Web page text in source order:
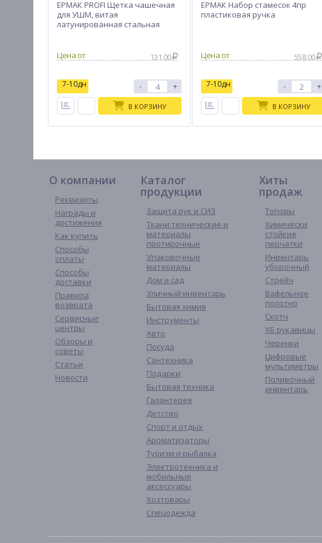
ЕРМАК PROFI Щетка чашечная
для УШМ, витая
латунированная стальная
131.00
7-10дн - +
В КОРЗИНУ
ЕРМАК Набор стамесок 4пр
пластиковая ручка
558.00
7-10дн - +
В КОРЗИНУ
О компании
Реквизиты
Награды и
достижения
Как купить
Способы
оплаты
Способы
доставки
Правила
возврата
Сервисные
центры
Обзоры и
советы
Статьи
Новости
Каталог
продукции
Защита рук и СИЗ
Ткани технические и
материалы
протирочные
Упаковочные
материалы
Дом и сад
Уличный инвентарь
Бытовая химия
Инструменты
Авто
Посуда
Сантехника
Подарки
Бытовая техника
Галантерея
Детство
Спорт и отдых
Ароматизаторы
Туризм и рыбалка
Электротехника и
мобильные
аксессуары
Хозтовары
Спецодежда
Хиты
продаж
Топоры
Химически
стойкие
перчатки
Инвентарь
уборочный
Стрейч
Вафельное
полотно
Скотч
ХБ рукавицы
Черенки
Цифровые
мультиметры
Поливочный
инвентарь